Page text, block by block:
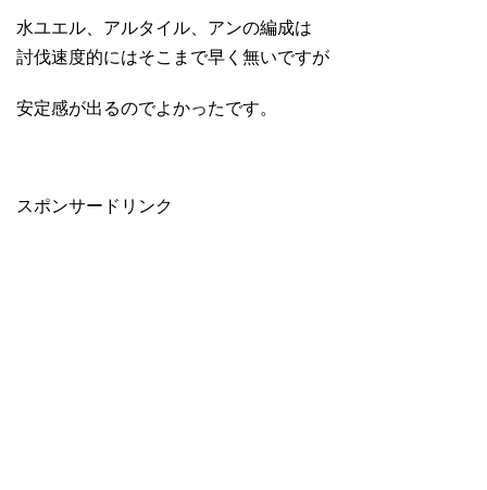
水ユエル、アルタイル、アンの編成は
討伐速度的にはそこまで早く無いですが
安定感が出るのでよかったです。
スポンサードリンク